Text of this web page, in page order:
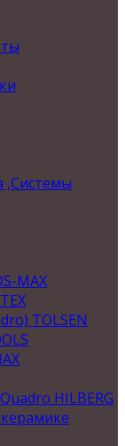
,Системы
MAX
TOLSEN
HILBERG